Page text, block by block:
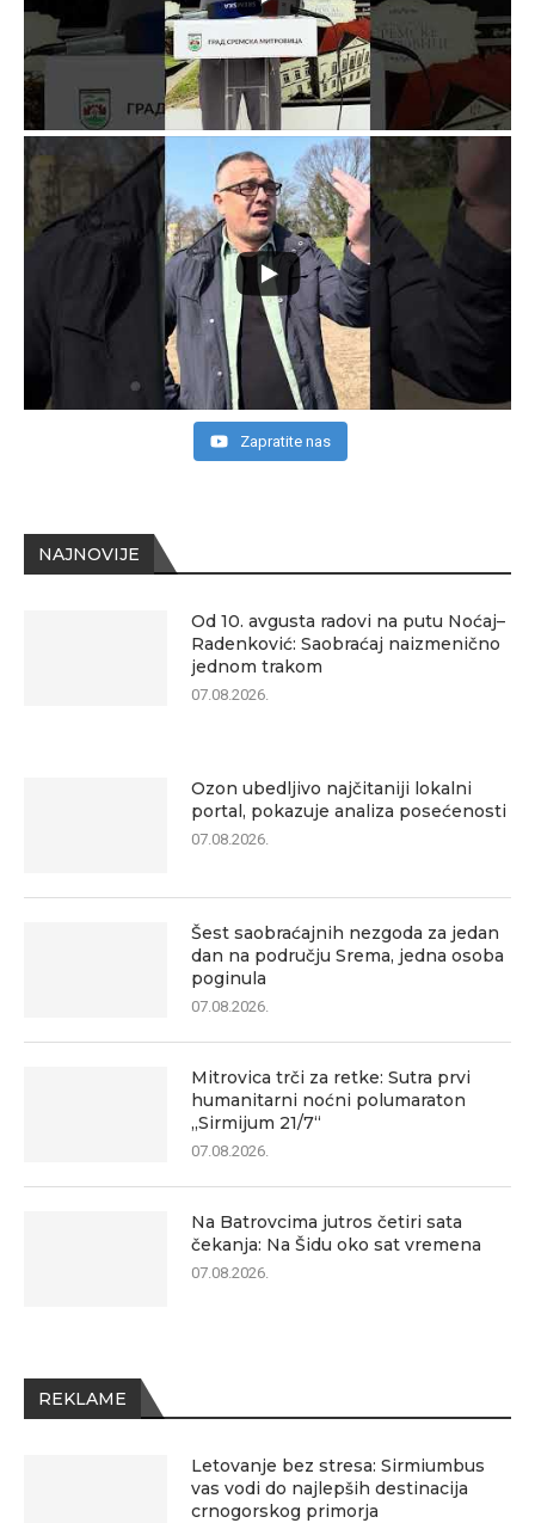
NAJNOVIJE
Od 10. avgusta radovi na putu Noćaj–
Radenković: Saobraćaj naizmenično
jednom trakom
07.08.2026.
Ozon ubedljivo najčitaniji lokalni
portal, pokazuje analiza posećenosti
07.08.2026.
Šest saobraćajnih nezgoda za jedan
dan na području Srema, jedna osoba
poginula
07.08.2026.
Mitrovica trči za retke: Sutra prvi
humanitarni noćni polumaraton
„Sirmijum 21/7“
07.08.2026.
Na Batrovcima jutros četiri sata
čekanja: Na Šidu oko sat vremena
07.08.2026.
REKLAME
Letovanje bez stresa: Sirmiumbus
vas vodi do najlepših destinacija
crnogorskog primorja
Zapratite nas